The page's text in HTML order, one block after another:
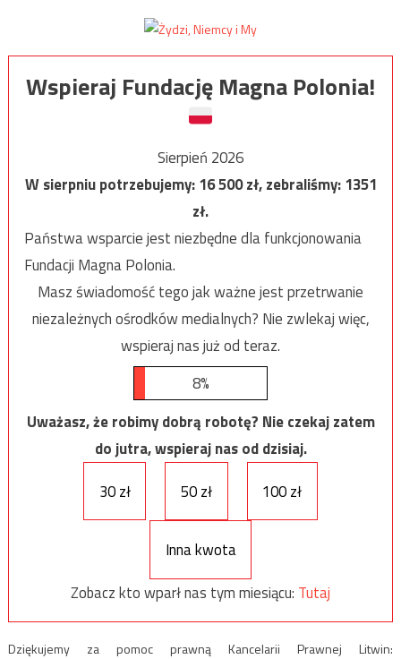
Wspieraj Fundację Magna Polonia!
Sierpień 2026
W sierpniu potrzebujemy:16 500zł, zebraliśmy:1351
zł.
Państwa wsparcie jest niezbędne dla funkcjonowania
Fundacji Magna Polonia.
Masz świadomość tego jak ważne jest przetrwanie
niezależnych ośrodków medialnych? Nie zwlekaj więc,
wspieraj nas już od teraz.
8%
Uważasz, że robimy dobrą robotę? Nie czekaj zatem
do jutra, wspieraj nas od dzisiaj.
30 zł
50 zł 100 zł
Inna kwota
Zobacz kto wparł nas tym miesiącu: Tutaj
Dziękujemy za pomoc prawną Kancelarii Prawnej Litwin: